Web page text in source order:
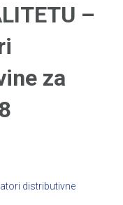
–
za
distributivne